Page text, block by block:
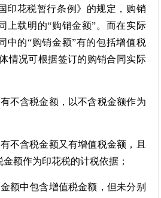
印花税暂行条例》的规定，购销
上载明的“购销金额”。而在实际
中的“购销金额”有的包括增值税
情况可根据签订的购销合同实际
不含税金额，以不含税金额作为
不含税金额又有增值税金额，且
额作为印花税的计税依据；
额中包含增值税金额，但未分别